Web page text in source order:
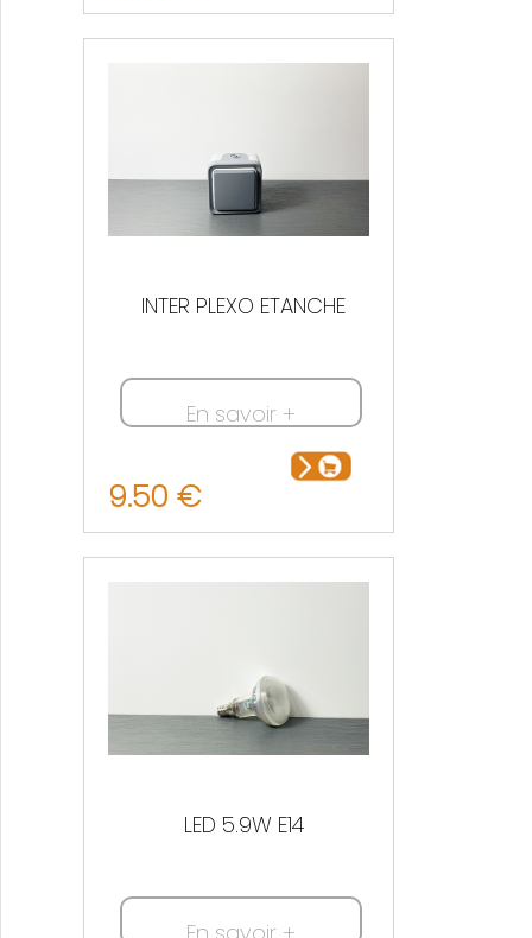
INTER PLEXO ETANCHE
En savoir +
9.50 €
LED 5.9W E14